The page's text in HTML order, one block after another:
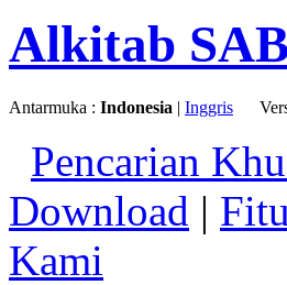
Alkitab
Antarmuka : Indonesia | Inggris
Pencarian
Download |
Kami